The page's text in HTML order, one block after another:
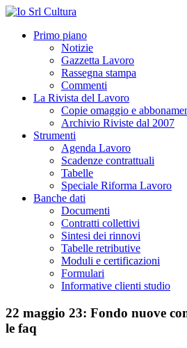
Primo piano
Notizie
Gazzetta Lavoro
Rassegna stampa
Commenti
La Rivista del Lavoro
Copie omaggio e
Archivio Riviste dal 2007
Strumenti
Agenda Lavoro
Scadenze contrattuali
Tabelle
Speciale Riforma Lavoro
Banche dati
Documenti
Contratti collettivi
Sintesi dei rinnovi
Tabelle retributive
Moduli e certificazioni
Formulari
Informative clienti studio
22 maggio 23: Fondo nuove
le faq